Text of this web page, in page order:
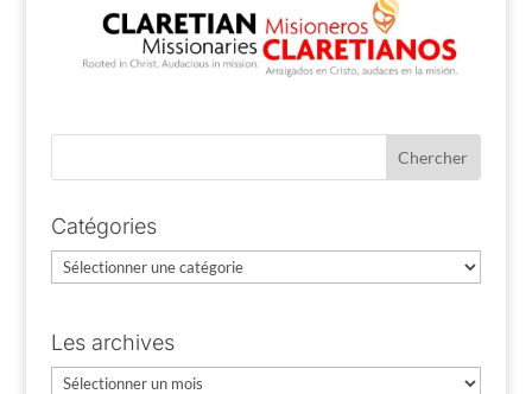
Catégories
Catégories
Les archives
Les